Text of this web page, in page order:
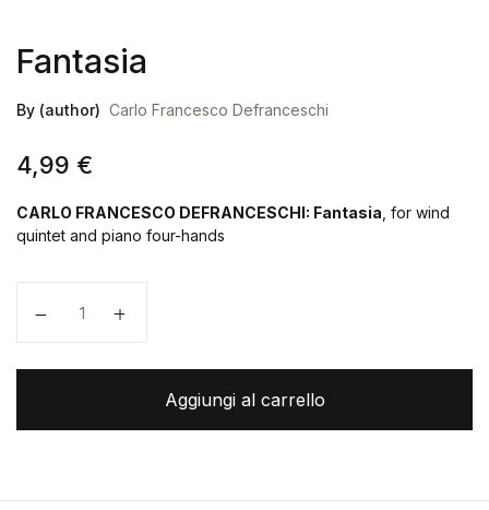
Fantasia
By (author) Carlo Francesco Defranceschi
4,99 €
CARLO FRANCESCO DEFRANCESCHI: Fantasia, for wind
quintet and piano four-hands
Aggiungi al carrello